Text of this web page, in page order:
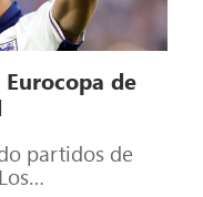
de
partidos de